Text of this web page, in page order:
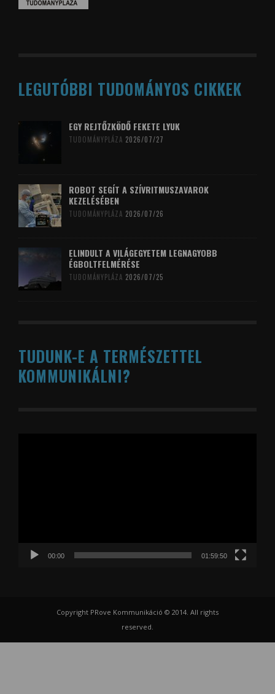
LEGUTÓBBI TUDOMÁNYOS CIKKEK
EGY REJTŐZKÖDŐ FEKETE LYUK
TUDOMÁNYPLÁZA 2026/07/27
ROBOT SEGÍT A SZÍVRITMUSZAVAROK
KEZELÉSÉBEN
TUDOMÁNYPLÁZA 2026/07/26
ELINDULT A VILÁGEGYETEM LEGNAGYOBB
ÉGBOLTFELMÉRÉSE
TUDOMÁNYPLÁZA 2026/07/25
TUDUNK-E A TERMÉSZETTEL
KOMMUNIKÁLNI?
00:00 01:59:50
Copyright PRove Kommunikáció © 2014. All rights
reserved.